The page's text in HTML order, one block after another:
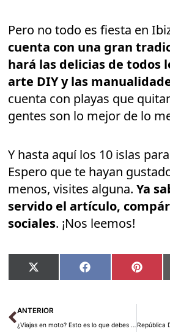
Pero no todo es fiesta en
cuenta con una gran
hará las delicias de todos
arte DIY y las
cuenta con playas que
gentes son lo mejor de lo
Y hasta aquí los 10 islas
Espero que te hayan
menos, visites alguna.Ya
servido el artículo,
sociales. ¡Nos leemos!
Compartir
en
X
(Twitter)
Compartir
en
Facebook
en
Ant
ANTERIOR
¿Viajas en moto? Esto es lo que debes saber a la hora de planificar tus vacaciones